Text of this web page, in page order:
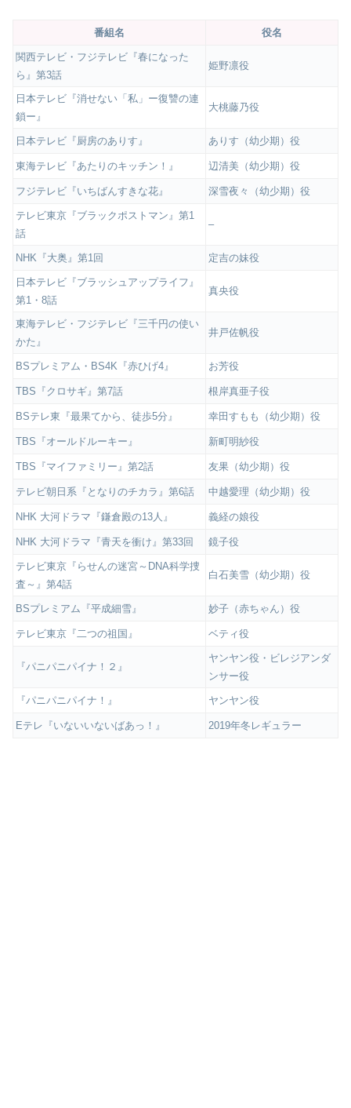
番組名 役名
関西テレビ・フジテレビ『春になった
ら』第3話
姫野凛役
日本テレビ『消せない「私」ー復讐の連
鎖ー』
大桃藤乃役
日本テレビ『厨房のありす』 ありす（幼少期）役
東海テレビ『あたりのキッチン！』 辺清美（幼少期）役
フジテレビ『いちばんすきな花』 深雪夜々（幼少期）役
テレビ東京『ブラックポストマン』第1
話
–
NHK『大奥』第1回 定吉の妹役
日本テレビ『ブラッシュアップライフ』
第1・8話
真央役
東海テレビ・フジテレビ『三千円の使い
かた』
井戸佐帆役
BSプレミアム・BS4K『赤ひげ4』 お芳役
TBS『クロサギ』第7話 根岸真亜子役
BSテレ東『最果てから、徒歩5分』 幸田すもも（幼少期）役
TBS『オールドルーキー』 新町明紗役
TBS『マイファミリー』第2話 友果（幼少期）役
テレビ朝日系『となりのチカラ』第6話 中越愛理（幼少期）役
NHK 大河ドラマ『鎌倉殿の13人』 義経の娘役
NHK 大河ドラマ『青天を衝け』第33回 鏡子役
テレビ東京『らせんの迷宮～DNA科学捜
査～』第4話
白石美雪（幼少期）役
BSプレミアム『平成細雪』 妙子（赤ちゃん）役
テレビ東京『二つの祖国』 ベティ役
『パニパニパイナ！２』
ヤンヤン役・ビレジアンダ
ンサー役
『パニパニパイナ！』 ヤンヤン役
Eテレ『いないいないばあっ！』 2019年冬レギュラー